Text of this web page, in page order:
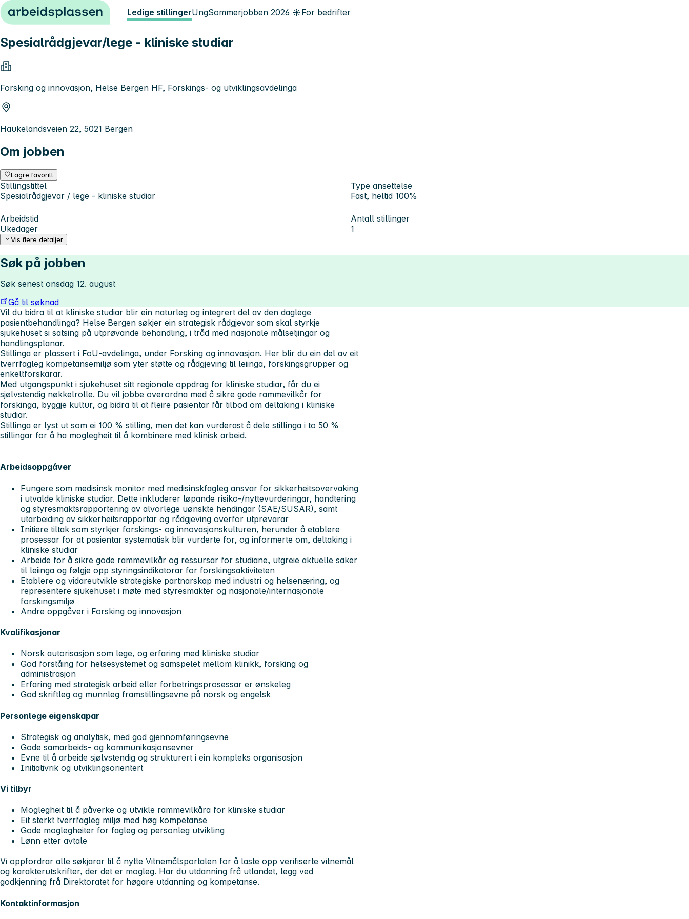
Hopp til innhold Ledige stillingerUngSommerjobben 2026 ☀️For bedrifter
Spesialrådgjevar/lege - kliniske studiar
Forsking og innovasjon, Helse Bergen HF, Forskings- og utviklingsavdelinga
Haukelandsveien 22, 5021 Bergen
Om jobben
Lagre favoritt
Stillingstittel
Spesialrådgjevar / lege - kliniske studiar
Type ansettelse
Fast, heltid 100%
Arbeidstid
Ukedager
Antall stillinger
1
Vis flere detaljer
Søk på jobben
Søk senest onsdag 12. august
Gå til søknad
Vil du bidra til at kliniske studiar blir ein naturleg og integrert del av den daglege
pasientbehandlinga? Helse Bergen søkjer ein strategisk rådgjevar som skal styrkje
sjukehuset si satsing på utprøvande behandling, i tråd med nasjonale målsetjingar og
handlingsplanar.
Stillinga er plassert i FoU-avdelinga, under Forsking og innovasjon. Her blir du ein del av eit
tverrfagleg kompetansemiljø som yter støtte og rådgjeving til leiinga, forskingsgrupper og
enkeltforskarar.
Med utgangspunkt i sjukehuset sitt regionale oppdrag for kliniske studiar, får du ei
sjølvstendig nøkkelrolle. Du vil jobbe overordna med å sikre gode rammevilkår for
forskinga, byggje kultur, og bidra til at fleire pasientar får tilbod om deltaking i kliniske
studiar.
Stillinga er lyst ut som ei 100 % stilling, men det kan vurderast å dele stillinga i to 50 %
stillingar for å ha moglegheit til å kombinere med klinisk arbeid.
Arbeidsoppgåver
Fungere som medisinsk monitor med medisinskfagleg ansvar for sikkerheitsovervaking
i utvalde kliniske studiar. Dette inkluderer løpande risiko-/nyttevurderingar, handtering
og styresmaktsrapportering av alvorlege uønskte hendingar (SAE/SUSAR), samt
utarbeiding av sikkerheitsrapportar og rådgjeving overfor utprøvarar
Initiere tiltak som styrkjer forskings- og innovasjonskulturen, herunder å etablere
prosessar for at pasientar systematisk blir vurderte for, og informerte om, deltaking i
kliniske studiar
Arbeide for å sikre gode rammevilkår og ressursar for studiane, utgreie aktuelle saker
til leiinga og følgje opp styringsindikatorar for forskingsaktiviteten
Etablere og vidareutvikle strategiske partnarskap med industri og helsenæring, og
representere sjukehuset i møte med styresmakter og nasjonale/internasjonale
forskingsmiljø
Andre oppgåver i Forsking og innovasjon
Kvalifikasjonar
Norsk autorisasjon som lege, og erfaring med kliniske studiar
God forståing for helsesystemet og samspelet mellom klinikk, forsking og
administrasjon
Erfaring med strategisk arbeid eller forbetringsprosessar er ønskeleg
God skriftleg og munnleg framstillingsevne på norsk og engelsk
Personlege eigenskapar
Strategisk og analytisk, med god gjennomføringsevne
Gode samarbeids- og kommunikasjonsevner
Evne til å arbeide sjølvstendig og strukturert i ein kompleks organisasjon
Initiativrik og utviklingsorientert
Vi tilbyr
Moglegheit til å påverke og utvikle rammevilkåra for kliniske studiar
Eit sterkt tverrfagleg miljø med høg kompetanse
Gode moglegheiter for fagleg og personleg utvikling
Lønn etter avtale
Vi oppfordrar alle søkjarar til å nytte Vitnemålsportalen for å laste opp verifiserte vitnemål
og karakterutskrifter, der det er mogleg. Har du utdanning frå utlandet, legg ved
godkjenning frå Direktoratet for høgare utdanning og kompetanse.
Kontaktinformasjon